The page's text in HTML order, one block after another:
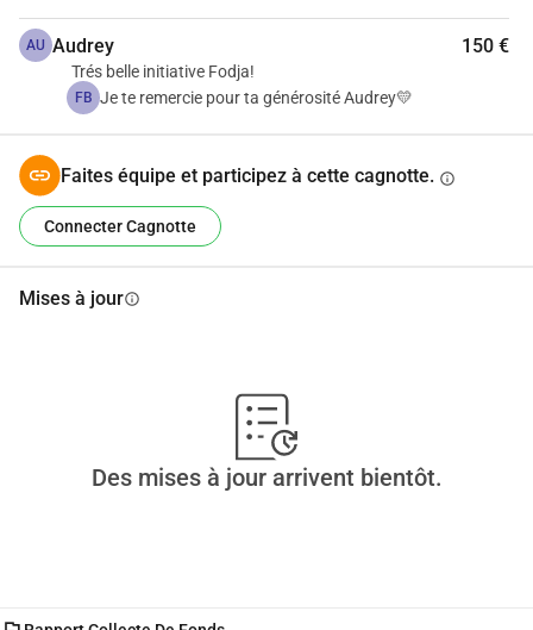
AU Audrey 150 €
Trés belle initiative Fodja!
FB Je te remercie pour ta générosité Audrey💛
Faites équipe et participez à cette cagnotte. info
Connecter Cagnotte
Mises à jourinfo
Des mises à jour arrivent bientôt.